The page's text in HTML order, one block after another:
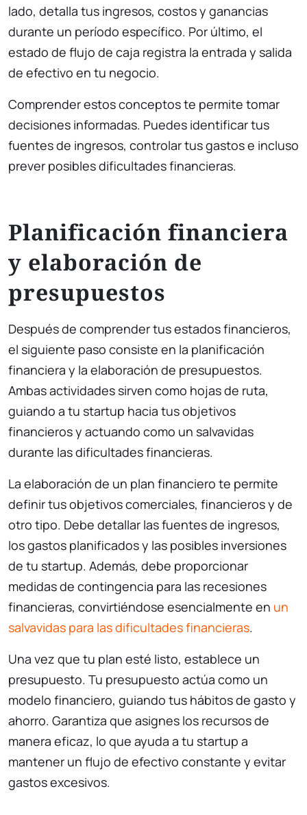
lado, detalla tus ingresos, costos y ganancias
durante un período específico. Por último, el
estado de flujo de caja registra la entrada y salida
de efectivo en tu negocio.
Comprender estos conceptos te permite tomar
decisiones informadas. Puedes identificar tus
fuentes de ingresos, controlar tus gastos e incluso
prever posibles dificultades financieras.
Planificación financiera
y elaboración de
presupuestos
Después de comprender tus estados financieros,
el siguiente paso consiste en la planificación
financiera y la elaboración de presupuestos.
Ambas actividades sirven como hojas de ruta,
guiando a tu startup hacia tus objetivos
financieros y actuando como un salvavidas
durante las dificultades financieras.
La elaboración de un plan financiero te permite
definir tus objetivos comerciales, financieros y de
otro tipo. Debe detallar las fuentes de ingresos,
los gastos planificados y las posibles inversiones
de tu startup. Además, debe proporcionar
medidas de contingencia para las recesiones
financieras, convirtiéndose esencialmente en un
salvavidas para las dificultades financieras.
Una vez que tu plan esté listo, establece un
presupuesto. Tu presupuesto actúa como un
modelo financiero, guiando tus hábitos de gasto y
ahorro. Garantiza que asignes los recursos de
manera eficaz, lo que ayuda a tu startup a
mantener un flujo de efectivo constante y evitar
gastos excesivos.